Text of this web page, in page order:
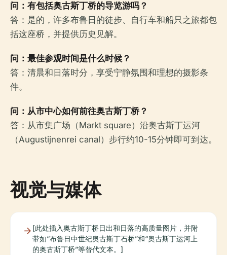
问：有包括奥古斯丁桥的导览游吗？
答：是的，许多布鲁日的徒步、自行车和船只之旅都包
括这座桥，并提供历史见解。
问：最佳参观时间是什么时候？
答：清晨和日落时分，享受宁静氛围和理想的摄影条
件。
问：从市中心如何前往奥古斯丁桥？
答：从市集广场（Markt square）沿奥古斯丁运河
（Augustijnenrei canal）步行约10-15分钟即可到达。
视觉与媒体
[此处插入奥古斯丁桥日出和日落的高质量图片，并附
带如“布鲁日中世纪奥古斯丁石桥”和“奥古斯丁运河上
的奥古斯丁桥”等替代文本。]